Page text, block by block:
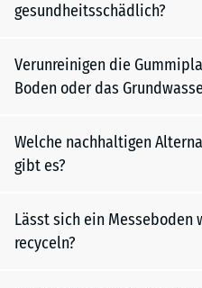
gesundheitsschädlich?
Verunreinigen die
Boden oder das
Welche nachhaltigen
gibt es?
Lässt sich ein Messeboden
recyceln?